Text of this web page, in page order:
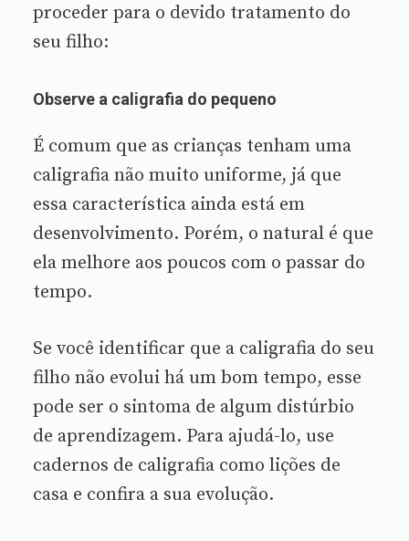
proceder para o devido tratamento do
seu filho:
Observe a caligrafia do pequeno
É comum que as crianças tenham uma
caligrafia não muito uniforme, já que
essa característica ainda está em
desenvolvimento. Porém, o natural é que
ela melhore aos poucos com o passar do
tempo.
Se você identificar que a caligrafia do seu
filho não evolui há um bom tempo, esse
pode ser o sintoma de algum distúrbio
de aprendizagem. Para ajudá-lo, use
cadernos de caligrafia como lições de
casa e confira a sua evolução.